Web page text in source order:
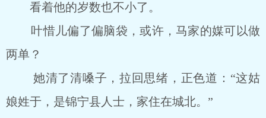
看着他的岁数也不小了。
叶惜儿偏了偏脑袋，或许，马家的媒可以做
两单？
她清了清嗓子，拉回思绪，正色道：“这姑
娘姓于，是锦宁县人士，家住在城北。”